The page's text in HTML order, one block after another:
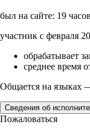
был на сайте: 19
участник с февраля
обрабатывает
среднее время
Общается на языках
Сведения об
Пожаловаться